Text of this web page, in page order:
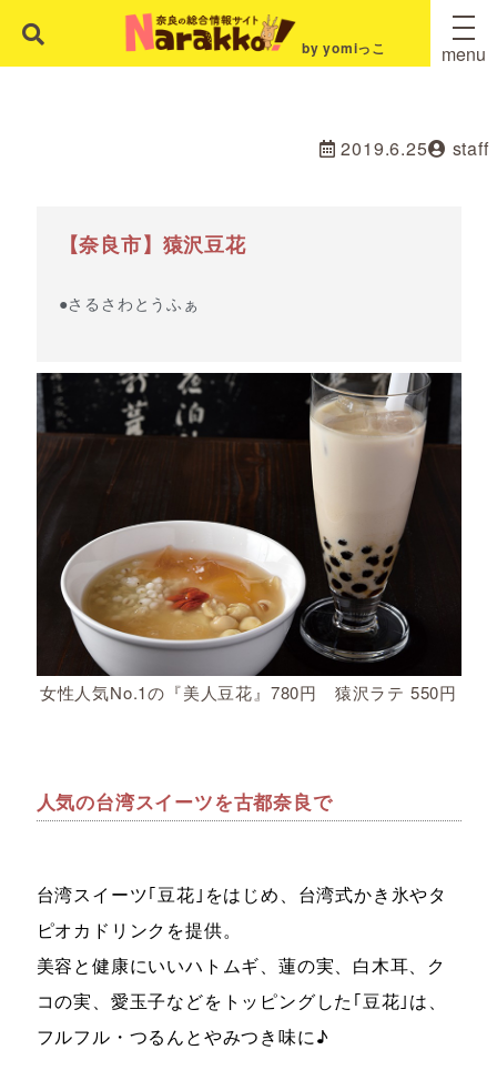
by yomiっこ menu
2019.6.25 staff
【奈良市】猿沢豆花
●さるさわとうふぁ
女性人気No.1の『美人豆花』780円 猿沢ラテ 550円
人気の台湾スイーツを古都奈良で
台湾スイーツ｢豆花｣をはじめ、台湾式かき氷やタ
ピオカドリンクを提供。
美容と健康にいいハトムギ、蓮の実、白木耳、ク
コの実、愛玉子などをトッピングした｢豆花｣は、
フルフル・つるんとやみつき味に♪